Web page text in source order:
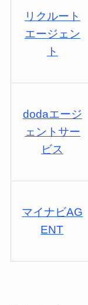
リクルート
エージェン
ト
dodaエージ
ェントサー
ビス
マイナビAG
ENT